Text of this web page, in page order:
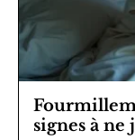
signes à